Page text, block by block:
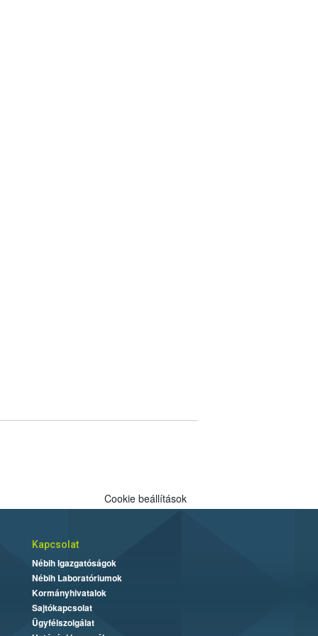
Cookie beállítások
Kapcsolat
Nébih Igazgatóságok
Nébih Laboratóriumok
Kormányhivatalok
Sajtókapcsolat
Ügyfélszolgálat